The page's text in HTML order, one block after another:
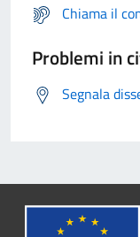
Chiama il
Problemi in
Segnala